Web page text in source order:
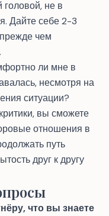
не в
Дайте себе 2-3
чем
ли мне в
несмотря на
ситуации?
вы сможете
отношения в
путь
друг к другу
что вы знаете